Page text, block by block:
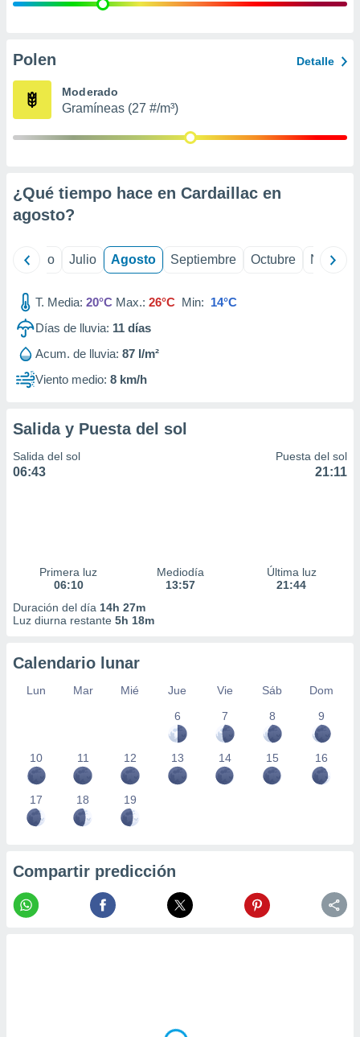
e
publicidad
Polen Detalle
Moderado
Gramíneas (27 #/m³)
¿Qué tiempo hace en Cardaillac en
agosto?
Junio Julio Agosto Septiembre Octubre
T. Media: 20°C Max.: 26°C Min: 14°C
Días de lluvia: 11 días
Acum. de lluvia: 87 l/m²
Viento medio: 8 km/h
Salida y Puesta del sol
Salida del sol
06:43
Puesta del sol
21:11
Primera luz
06:10
Mediodía
13:57
Última luz
21:44
Duración del día 14h 27m
Luz diurna restante 5h 18m
Calendario lunar
Lun Mar Mié Jue Vie Sáb
Dom
6
7 8 9
10 11 12 13 14 15 16
17 18 19
Compartir predicción